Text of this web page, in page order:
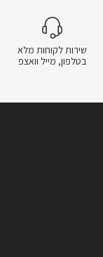
שירות לקוחות מלא
בטלפון, מייל וואצפ